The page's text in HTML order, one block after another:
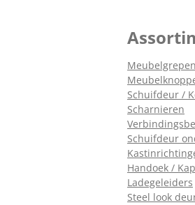
Meubelgrepen
Schuifdeur /
Scharnieren
Schuifdeur
Handoek /
Ladegeleiders
Steel look